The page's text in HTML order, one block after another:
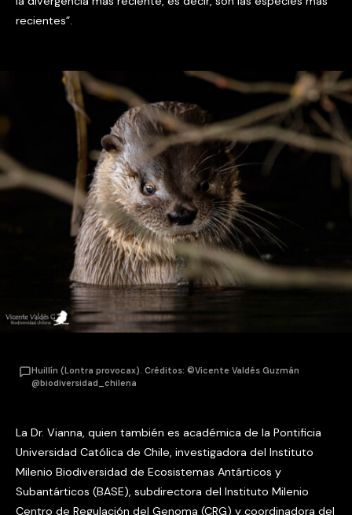
recientes”.
Huillín (Lontra provocax). Créditos: ©Vicente Valdés Guzmán
@biodiversidad_chilena
La Dr. Vianna, quien también es académica de la Pontificia
Universidad Católica de Chile, investigadora del Instituto
Milenio Biodiversidad de Ecosistemas Antárticos y
Subantárticos (BASE), subdirectora del Instituto Milenio
Centro de Regulación del Genoma (CRG) y coordinadora del